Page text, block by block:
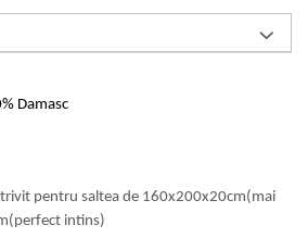
Damasc
pentru saltea de 160x200x20cm(mai
intins)